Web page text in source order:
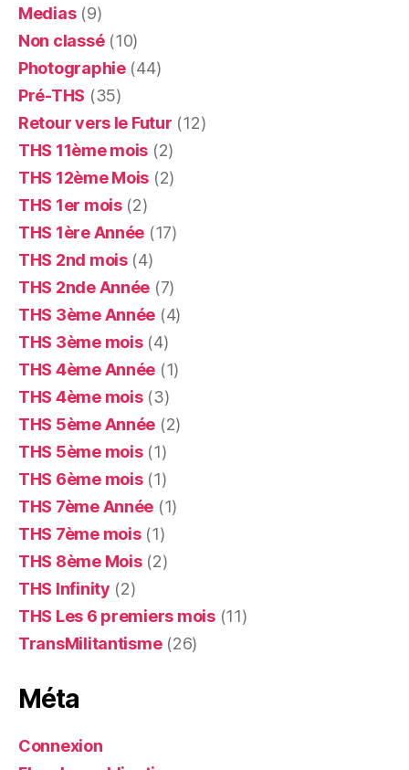
Medias(9)
Non classé(10)
Photographie(44)
Pré-THS (35)
Retour vers le Futur (12)
THS 11ème mois (2)
THS 12ème Mois (2)
THS 1er mois(2)
THS 1ère Année (17)
THS 2nd mois(4)
THS 2nde Année (7)
THS 3ème Année (4)
THS 3ème mois(4)
THS 4ème Année (1)
THS 4ème mois(3)
THS 5ème Année (2)
THS 5ème mois(1)
THS 6ème mois(1)
THS 7ème Année (1)
THS 7ème mois(1)
THS 8ème Mois(2)
THS Infinity (2)
THS Les 6 premiers mois(11)
TransMilitantisme(26)
Méta
Connexion